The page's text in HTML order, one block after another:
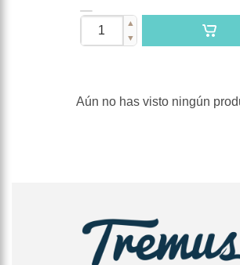
▲
▼
Aún no has visto ningún